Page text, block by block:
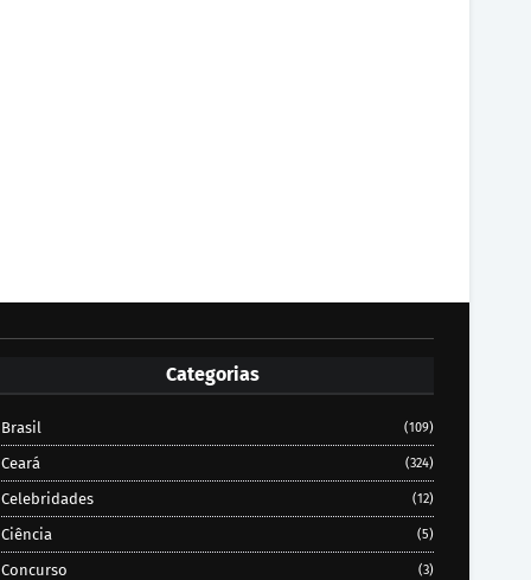
Categorias
Brasil (109)
Ceará (324)
Celebridades (12)
Ciência (5)
Concurso (3)